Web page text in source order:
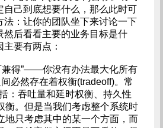
自己到底想要什么，那么此时可
法：让你的团队坐下来讨论一下
然后看看主要的业务目标是什
要有两点：
兼得”——你没有办法最大化所有
必然存在着权衡(tradeoff)。常
：吞吐量和延时权衡、持久性
衡。但是当我们考虑整个系统时
地只考虑其中的某一个方面，而